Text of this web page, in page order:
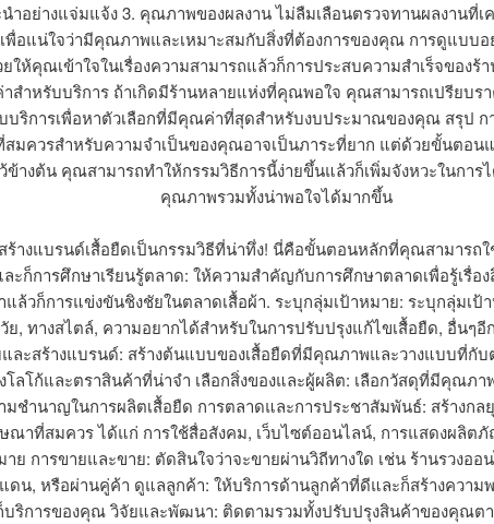
ำอย่างแจ่มแจ้ง 3. คุณภาพของผลงาน ไม่ลืมเลือนตรวจทานผลงานที่เ
พื่อแน่ใจว่ามีคุณภาพและเหมาะสมกับสิ่งที่ต้องการของคุณ การดูแบบอ
ยให้คุณเข้าใจในเรื่องความสามารถแล้วก็การประสบความสำเร็จของร้
าสำหรับบริการ ถ้าเกิดมีร้านหลายแห่งที่คุณพอใจ คุณสามารถเปรียบร
บริการเพื่อหาตัวเลือกที่มีคุณค่าที่สุดสำหรับงบประมาณของคุณ สรุป ก
สมควรสำหรับความจำเป็นของคุณอาจเป็นภาระที่ยาก แต่ด้วยขั้นตอน
ข้างต้น คุณสามารถทำให้กรรมวิธีการนี้ง่ายขึ้นแล้วก็เพิ่มจังหวะในการ
คุณภาพรวมทั้งน่าพอใจได้มากขึ้น
ร้างแบรนด์เสื้อยืดเป็นกรรมวิธีที่น่าทึ่ง! นี่คือขั้นตอนหลักที่คุณสามารถใ
ะก็การศึกษาเรียนรู้ตลาด: ให้ความสำคัญกับการศึกษาตลาดเพื่อรู้เรื่อง
แล้วก็การแข่งขันชิงชัยในตลาดเสื้อผ้า. ระบุกลุ่มเป้าหมาย: ระบุกลุ่มเ
ย, ทางสไตล์, ความอยากได้สำหรับในการปรับปรุงแก้ไขเสื้อยืด, อื่นๆอี
ละสร้างแบรนด์: สร้างต้นแบบของเสื้อยืดที่มีคุณภาพและวางแบบที่กั
โลโก้และตราสินค้าที่น่าจำ เลือกสิ่งของและผู้ผลิต: เลือกวัสดุที่มีคุณภา
มชำนาญในการผลิตเสื้อยืด การตลาดและการประชาสัมพันธ์: สร้างกล
ณาที่สมควร ได้แก่ การใช้สื่อสังคม, เว็บไซต์ออนไลน์, การแสดงผลิต
าย การขายและขาย: ตัดสินใจว่าจะขายผ่านวิถีทางใด เช่น ร้านรวงออ
ดน, หรือผ่านคู่ค้า ดูแลลูกค้า: ให้บริการด้านลูกค้าที่ดีและก็สร้างความ
บริการของคุณ วิจัยและพัฒนา: ติดตามรวมทั้งปรับปรุงสินค้าของคุณต